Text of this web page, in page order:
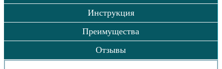
Инструкция
Преимущества
Отзывы